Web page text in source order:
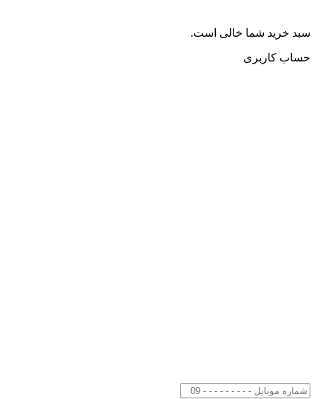
سبد خرید شما خالی است.
حساب کاربری